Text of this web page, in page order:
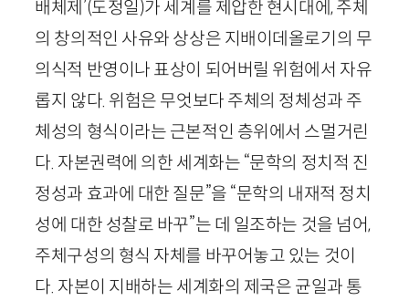
배체제’(도정일)가 세계를 제압한 현시대에, 주체
의 창의적인 사유와 상상은 지배이데올로기의 무
의식적 반영이나 표상이 되어버릴 위험에서 자유
롭지 않다. 위험은 무엇보다 주체의 정체성과 주
체성의 형식이라는 근본적인 층위에서 스멀거린
다. 자본권력에 의한 세계화는 “문학의 정치적 진
정성과 효과에 대한 질문”을 “문학의 내재적 정치
성에 대한 성찰로 바꾸”는 데 일조하는 것을 넘어,
주체구성의 형식 자체를 바꾸어놓고 있는 것이
다. 자본이 지배하는 세계화의 제국은 균일과 통